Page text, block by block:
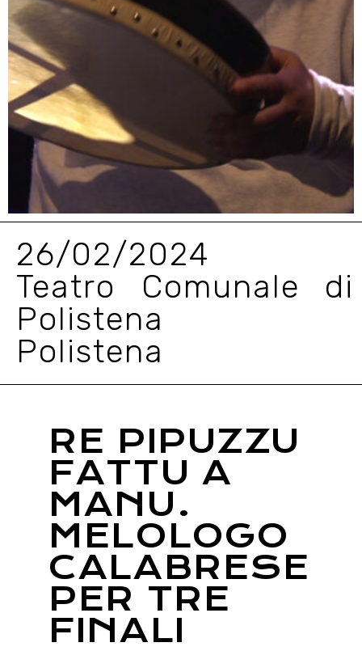
26/02/2024
Teatro Comunale di
Polistena
Polistena
RE PIPUZZU
FATTU A
MANU.
MELOLOGO
CALABRESE
PER TRE
FINALI